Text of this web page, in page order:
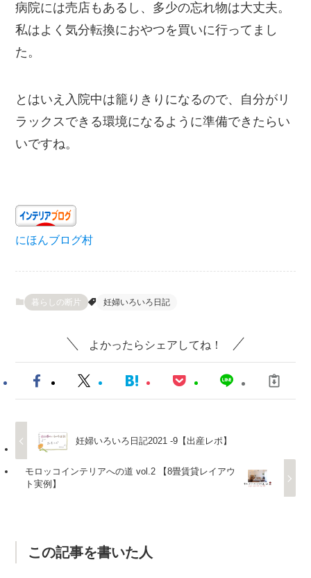
病院には売店もあるし、多少の忘れ物は大丈夫。
私はよく気分転換におやつを買いに行ってまし
た。
とはいえ入院中は籠りきりになるので、自分がリ
ラックスできる環境になるように準備できたらい
いですね。
にほんブログ村
暮らしの断片 妊婦いろいろ日記
よかったらシェアしてね！
妊婦いろいろ日記2021 -9【出産レポ】
モロッコインテリアへの道 vol.2 【8畳賃貸レイアウ
ト実例】
この記事を書いた人